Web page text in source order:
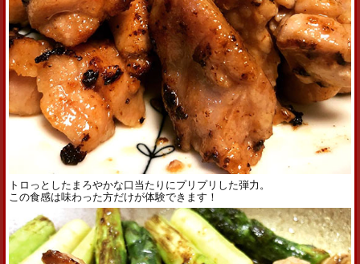
トロっとしたまろやかな口当たりにプリプリした弾力。
この食感は味わった方だけが体験できます！